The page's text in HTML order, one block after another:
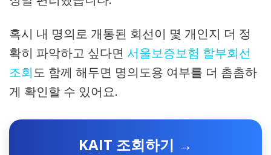
혹시 내 명의로 개통된 회선이 몇 개인지 더 정
확히 파악하고 싶다면 서울보증보험 할부회선
조회도 함께 해두면 명의도용 여부를 더 촘촘하
게 확인할 수 있어요.
KAIT 조회하기 →